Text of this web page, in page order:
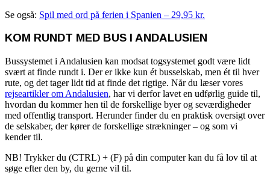
Se også: Spil med ord på ferien i Spanien – 29,95 kr.
KOM RUNDT MED BUS I ANDALUSIEN
Bussystemet i Andalusien kan modsat togsystemet godt være lidt
svært at finde rundt i. Der er ikke kun ét busselskab, men ét til hver
rute, og det tager lidt tid at finde det rigtige. Når du læser vores
rejseartikler om Andalusien, har vi derfor lavet en udførlig guide til,
hvordan du kommer hen til de forskellige byer og seværdigheder
med offentlig transport. Herunder finder du en praktisk oversigt over
de selskaber, der kører de forskellige strækninger – og som vi
kender til.
NB! Trykker du (CTRL) + (F) på din computer kan du få lov til at
søge efter den by, du gerne vil til.